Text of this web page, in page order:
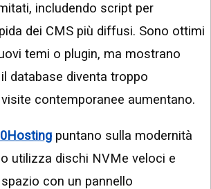
includendo script per
dei CMS più diffusi. Sono ottimi
temi o plugin, ma mostrano
database diventa troppo
contemporanee aumentano.
puntano sulla modernità
utilizza dischi NVMe veloci e
con un pannello